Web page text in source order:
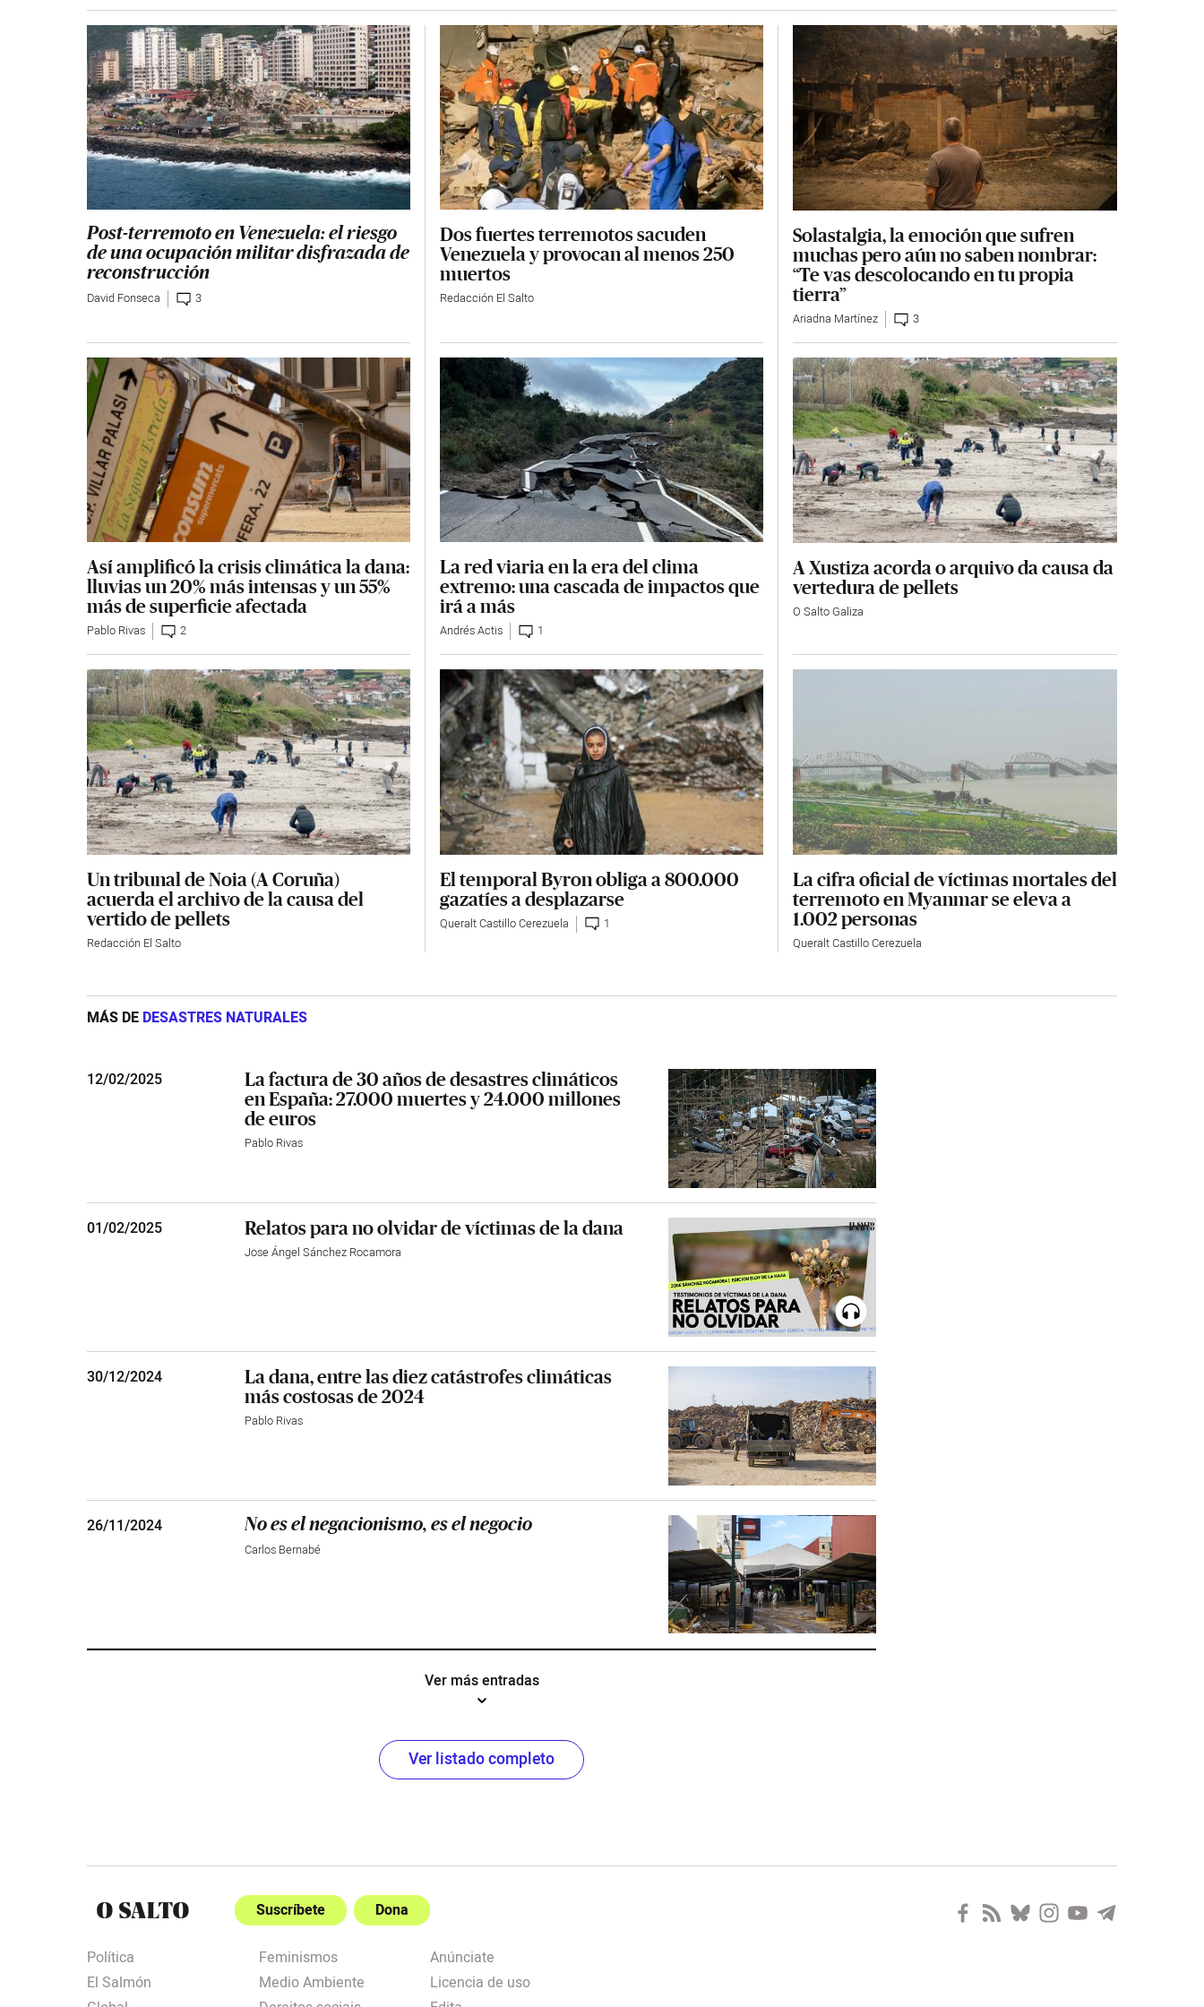
Post-terremoto en Venezuela: el riesgo
de una ocupación militar disfrazada de
reconstrucción
David Fonseca 3
Dos fuertes terremotos sacuden
Venezuela y provocan al menos 250
muertos
Redacción El Salto
Solastalgia, la emoción que sufren
muchas pero aún no saben nombrar:
“Te vas descolocando en tu propia
tierra”
Ariadna Martínez 3
Así amplificó la crisis climática la dana:
lluvias un 20% más intensas y un 55%
más de superficie afectada
Pablo Rivas 2
La red viaria en la era del clima
extremo: una cascada de impactos que
irá a más
Andrés Actis 1
A Xustiza acorda o arquivo da causa da
vertedura de pellets
O Salto Galiza
Un tribunal de Noia (A Coruña)
acuerda el archivo de la causa del
vertido de pellets
Redacción El Salto
El temporal Byron obliga a 800.000
gazatíes a desplazarse
Queralt Castillo Cerezuela 1
La cifra oficial de víctimas mortales del
terremoto en Myanmar se eleva a
1.002 personas
Queralt Castillo Cerezuela
MÁS DE DESASTRES NATURALES
12/02/2025
La factura de 30 años de desastres climáticos
en España: 27.000 muertes y 24.000 millones
de euros
Pablo Rivas
01/02/2025 Relatos para no olvidar de víctimas de la dana
Jose Ángel Sánchez Rocamora
30/12/2024
La dana, entre las diez catástrofes climáticas
más costosas de 2024
Pablo Rivas
26/11/2024 No es el negacionismo, es el negocio
Carlos Bernabé
Ver más entradas
Ver listado completo
Suscríbete Dona
Política
El Salmón
Feminismos
Medio Ambiente
Anúnciate
Licencia de uso